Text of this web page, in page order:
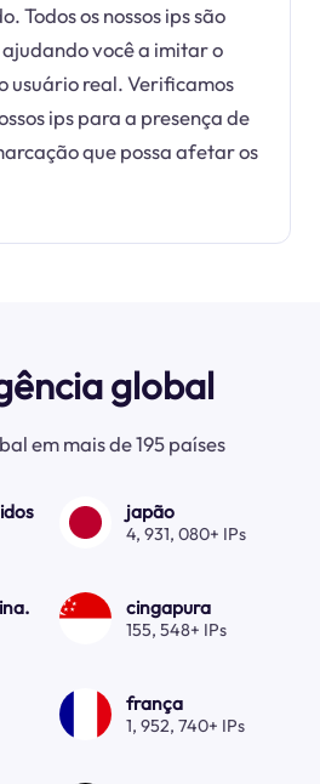
Todos os nossos ips são
você a imitar o
usuário real. Verificamos
ips para a presença de
que possa afetar os
global
em mais de 195 países
japão
4, 931, 080+ IPs
cingapura
155, 548+ IPs
frança
1, 952, 740+ IPs